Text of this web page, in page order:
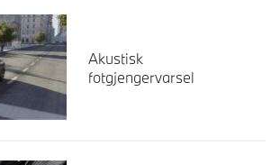
Akustisk
fotgjengervarsel